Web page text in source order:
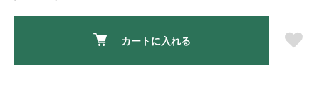
カートに入れる